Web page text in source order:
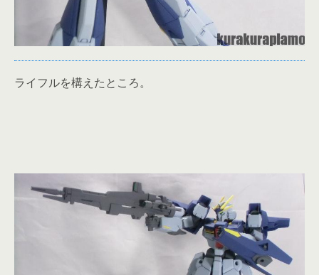
ライフルを構えたところ。